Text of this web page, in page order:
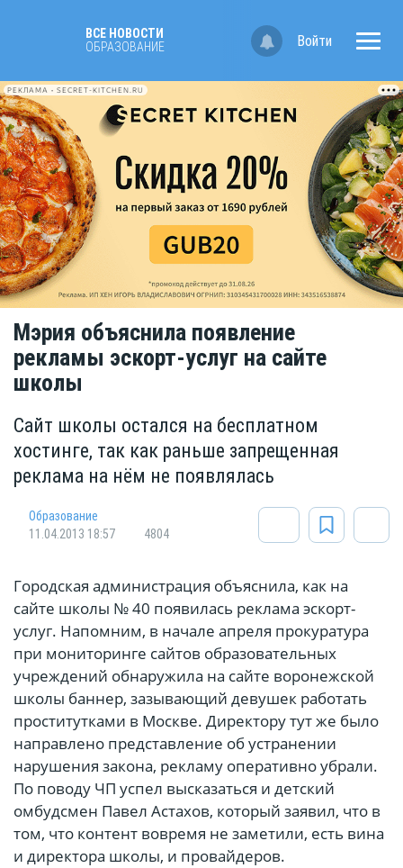
ВСЕ НОВОСТИ
OБРАЗОВАНИЕ
Войти
РЕКЛАМА • SECRET-KITCHEN.RU
Мэрия объяснила появление
рекламы эскорт-услуг на сайте
школы
Сайт школы остался на бесплатном
хостинге, так как раньше запрещенная
реклама на нём не появлялась
Oбразование
11.04.2013 18:57
4804
Городская администрация объяснила, как на
сайте школы № 40 появилась реклама эскорт-
услуг. Напомним, в начале апреля прокуратура
при мониторинге сайтов образовательных
учреждений обнаружила на сайте воронежской
школы баннер, зазывающий девушек работать
проститутками в Москве. Директору тут же было
направлено представление об устранении
нарушения закона, рекламу оперативно убрали.
По поводу ЧП успел высказаться и детский
омбудсмен Павел Астахов, который заявил, что в
том, что контент вовремя не заметили, есть вина
и директора школы, и провайдеров.